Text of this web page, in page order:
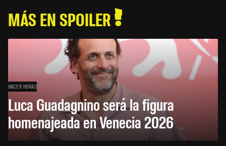
MÁS EN SPOILER
HACE 8 HORAS
Luca Guadagnino será la figura
homenajeada en Venecia 2026